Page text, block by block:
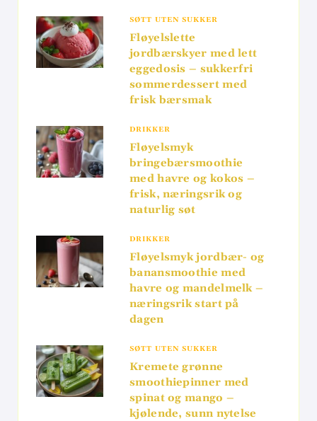
SØTT UTEN SUKKER
Fløyelslette
jordbærskyer med lett
eggedosis – sukkerfri
sommerdessert med
frisk bærsmak
DRIKKER
Fløyelsmyk
bringebærsmoothie
med havre og kokos –
frisk, næringsrik og
naturlig søt
DRIKKER
Fløyelsmyk jordbær- og
banansmoothie med
havre og mandelmelk –
næringsrik start på
dagen
SØTT UTEN SUKKER
Kremete grønne
smoothiepinner med
spinat og mango –
kjølende, sunn nytelse